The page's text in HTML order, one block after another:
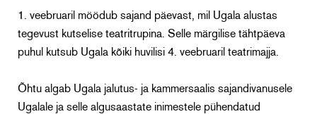
1. veebruaril möödub sajand päevast, mil Ugala alustas
tegevust kutselise teatritrupina. Selle märgilise tähtpäeva
puhul kutsub Ugala kõiki huvilisi 4. veebruaril teatrimajja.
Õhtu algab Ugala jalutus- ja kammersaalis sajandivanusele
Ugalale ja selle algusaastate inimestele pühendatud